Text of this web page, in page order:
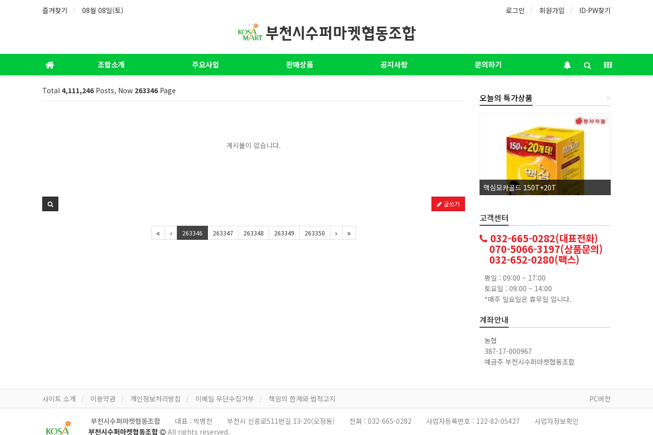
즐겨찾기 08월 08일(토) 로그인 회원가입 ID·PW찾기
조합소개 주요사업 판매상품 공지사항 문의하기
Total 4,111,246 Posts, Now 263346 Page
게시물이 없습니다.
글쓰기
263346 263347 263348 263349 263350
+
오늘의 특가상품
맥심모카골드 150T+20T
고객센터
032-665-0282(대표전화)
070-5066-3197(상품문의)
032-652-0280(팩스)
평일 : 09:00 ~ 17:00
토요일 : 09:00 ~ 14:00
*매주 일요일은 휴무일 입니다.
계좌안내
농협
387-17-000967
예금주 부천시수퍼마켓협동조합
사이트 소개 이용약관 개인정보처리방침 이메일 무단수집거부 책임의 한계와 법적고지 PC버전
부천시수퍼마켓협동조합 대표 : 박병천 부천시 신흥로511번길 13-20(오정동) 전화 : 032-665-0282 사업자등록번호 : 122-82-05427
사업자정보확인
부천시수퍼마켓협동조합
All rights reserved.